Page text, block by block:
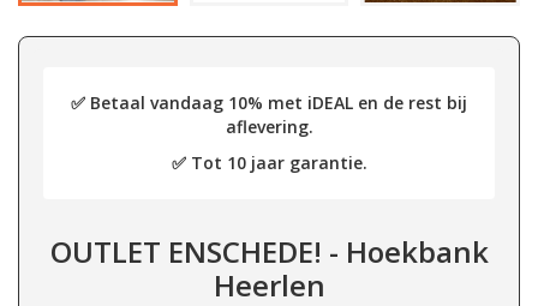
✅ Betaal vandaag 10% met iDEAL en de rest bij
aflevering.
✅ Tot 10 jaar garantie.
OUTLET ENSCHEDE! - Hoekbank
Heerlen